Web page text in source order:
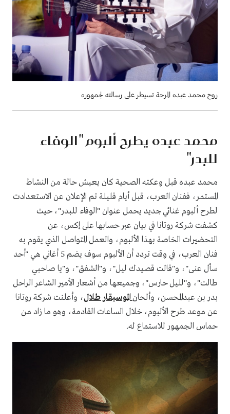
روح محمد عبده المرحة تسيطر على رسالته لجمهوره
محمد عبده يطرح ألبوم "الوفاء
للبدر"
محمد عبده قبل وعكته الصحية كان يعيش حالة من النشاط
المستمر، ففنان العرب، قبل أيام قليلة تم الإعلان عن الاستعدادت
لطرح ألبوم غنائي جديد يحمل عنوان "الوفاء للبدر"، حيث
كشفت شركة روتانا في بيان عبر حسابها على إكس، عن
التحضيرات الخاصة بهذا الألبوم، والعمل المتواصل الذي يقوم به
فنان العرب، في وقت تردد أن الألبوم سوف يضم 5 أغاني هي "أحد
سأل عنى"، و"قالت قصيدك ليل"، و"الشفق"، و"يا صاحبي
طالت"، و"لليل حارس"، وجميعها من أشعار الأمير الشاعر الراحل
بدر بن عبدالمحسن، وألحانالموسيقار طلال، وأعلنت شركة روتانا
عن موعد طرح الألبوم، خلال الساعات القادمة، وهو ما زاد من
حماس الجمهور للاستماع له.